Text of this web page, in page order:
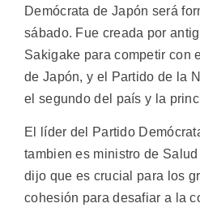
Demócrata de Japón será
sábado. Fue creada por
Sakigake para competir con
de Japón, y el Partido de la
el segundo del país y la
El líder del Partido
tambien es ministro de
dijo que es crucial para los
cohesión para desafiar a la